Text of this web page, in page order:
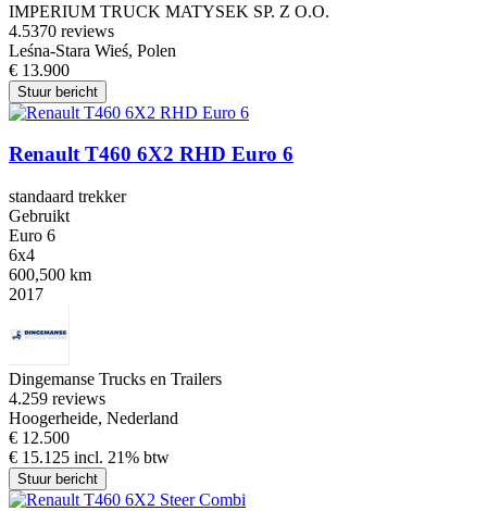
IMPERIUM TRUCK MATYSEK SP. Z O.O.
4.5370 reviews
Leśna-Stara Wieś, Polen
€ 13.900
Stuur bericht
Renault T460 6X2 RHD Euro 6
standaard trekker
Gebruikt
Euro 6
6x4
600,500 km
2017
Dingemanse Trucks en Trailers
4.259 reviews
Hoogerheide, Nederland
€ 12.500
€ 15.125 incl. 21% btw
Stuur bericht